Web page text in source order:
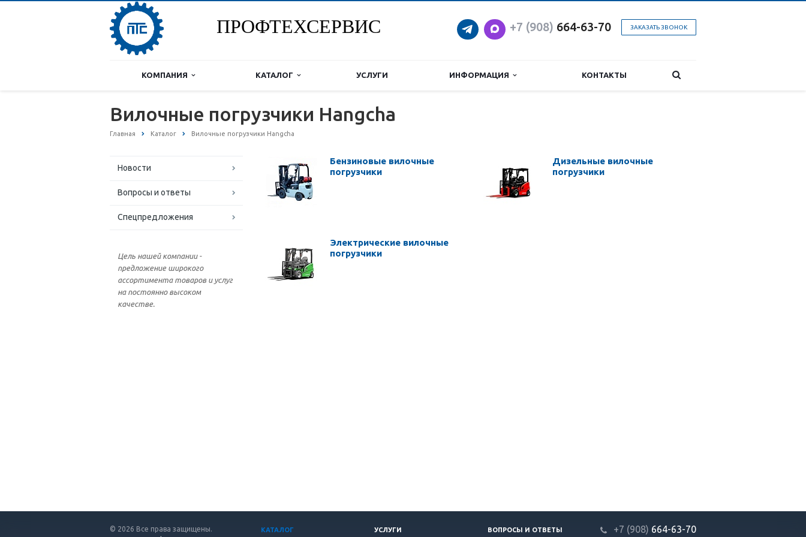
ПРОФТЕХСЕРВИС ЗАКАЗАТЬ ЗВОНОК
+7 (908) 664-63-70
КОМПАНИЯ КАТАЛОГ УСЛУГИ ИНФОРМАЦИЯ КОНТАКТЫ
Вилочные погрузчики Hangcha
Главная Каталог Вилочные погрузчики Hangcha
Новости
Вопросы и ответы
Спецпредложения
Цель нашей компании -
предложение широкого
ассортимента товаров и услуг
на постоянно высоком
качестве.
Бензиновые вилочные
погрузчики
Дизельные вилочные
погрузчики
Электрические вилочные
погрузчики
© 2026 Все права защищены.
КАТАЛОГ УСЛУГИ ВОПРОСЫ И ОТВЕТЫ +7 (908) 664-63-70